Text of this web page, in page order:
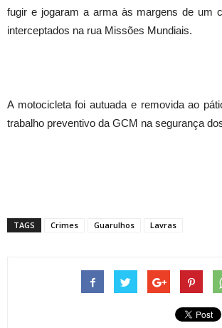
fugir e jogaram a arma às margens de um
interceptados na rua Missões Mundiais.
A motocicleta foi autuada e removida ao
trabalho preventivo da GCM na segurança
TAGS Crimes Guarulhos Lavras